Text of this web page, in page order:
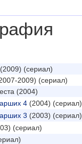
(сериал)
2009) (сериал)
(2004)
4 (2004) (сериал)
3 (2003) (сериал)
(сериал)